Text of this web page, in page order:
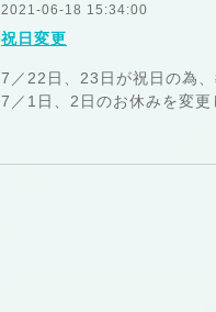
2021-06-18 15:34:00
祝日変更
7／22日、23日が祝日の為
7／1日、2日のお休みを変